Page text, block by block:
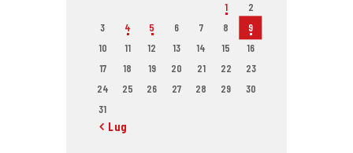
1
2
3
4 5 6 7 8
9
10
11 12 13 14 15
16
17
18 19 20 21 22
23
24
25 26 27 28 29
30
31
« Lug